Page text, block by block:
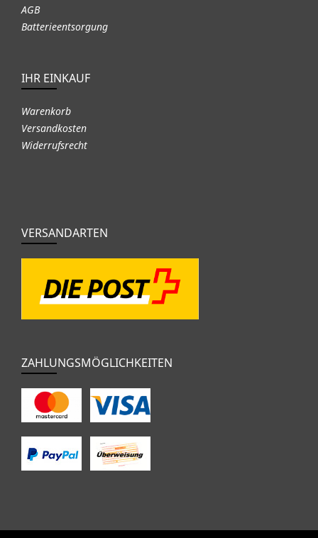
AGB
Batterieentsorgung
IHR EINKAUF
Warenkorb
Versandkosten
Widerrufsrecht
VERSANDARTEN
ZAHLUNGSMÖGLICHKEITEN